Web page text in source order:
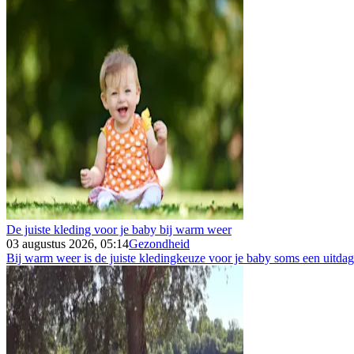
De juiste kleding voor je baby bij warm weer
03 augustus 2026, 05:14Gezondheid
Bij warm weer is de juiste kledingkeuze voor je baby soms een